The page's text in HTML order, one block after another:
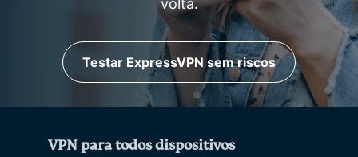
Testar ExpressVPN sem riscos
VPN para todos dispositivos